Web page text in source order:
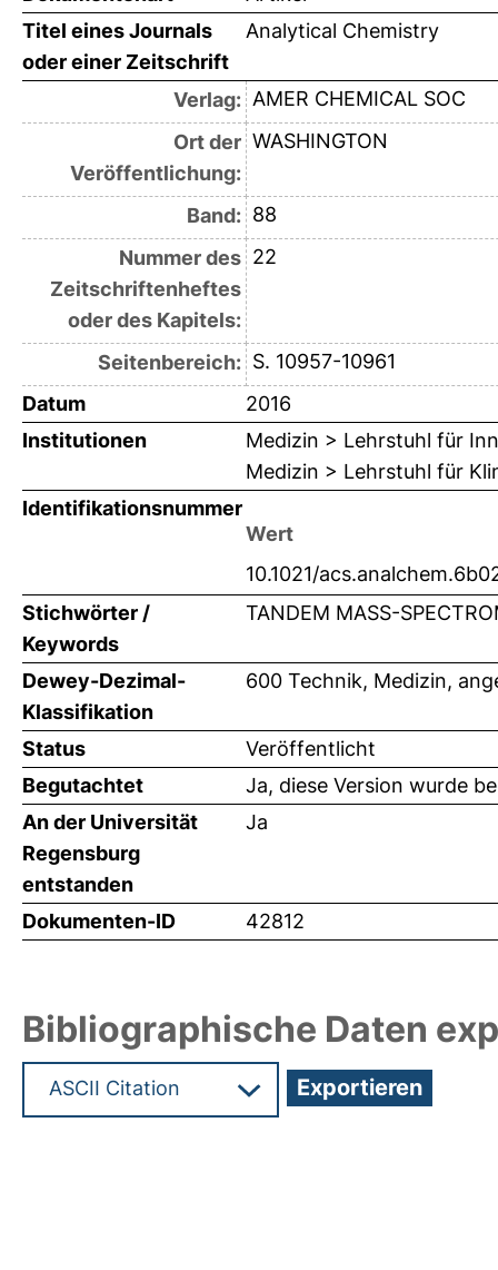
Titel eines Journals
oder einer Zeitschrift
Analytical Chemistry
Verlag: AMER CHEMICAL SOC
Ort der
Veröffentlichung:
WASHINGTON
Band: 88
Nummer des
Zeitschriftenheftes
oder des Kapitels:
22
Seitenbereich: S. 10957-10961
Datum
2016
Institutionen
Medizin > Lehrstuhl für
Medizin > Lehrstuhl für
Identifikationsnummer
Wert
10.1021/
Stichwörter /
Keywords
TANDEM MASS-
Dewey-Dezimal-
Klassifikation
600 Technik, Medizin,
Status
Veröffentlicht
Begutachtet
Ja, diese Version wurde
An der Universität
Regensburg
entstanden
Ja
Dokumenten-ID 42812
Bibliographische Daten